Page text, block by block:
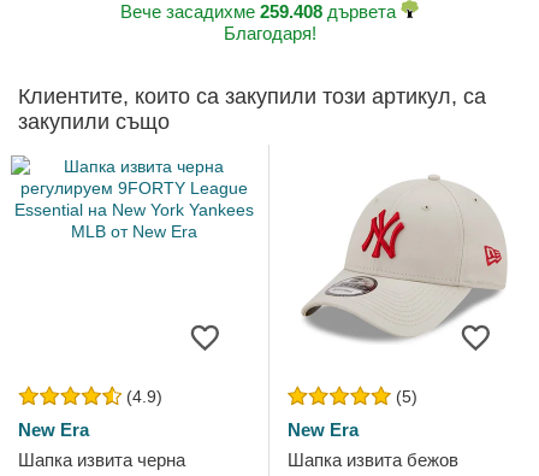
Вече засадихме 259.408 дървета
Благодаря!
Клиентите, които са закупили този артикул, са
закупили също
(4.9)
New Era
Шапка извита черна
(5)
New Era
Шапка извита бежов